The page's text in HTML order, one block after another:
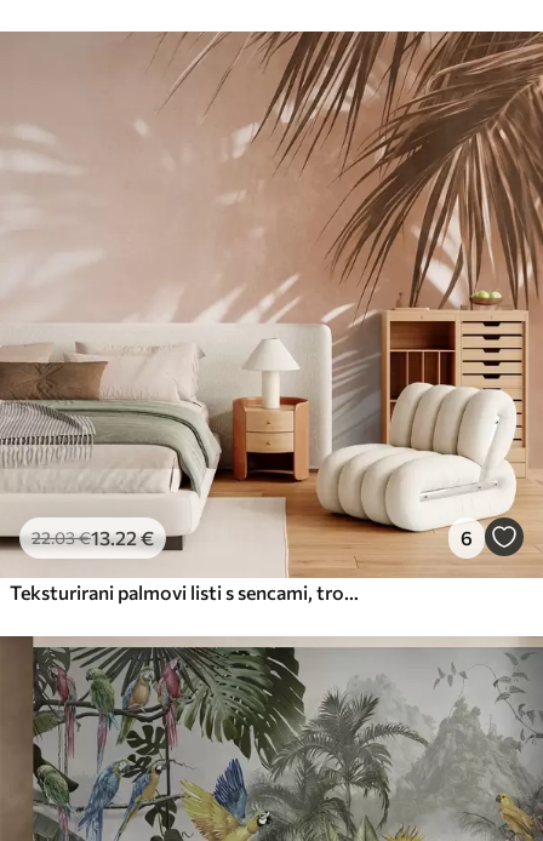
22.03€13.22€ 6